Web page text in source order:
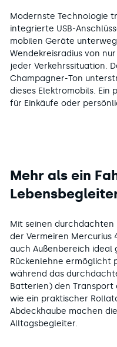
Modernste Technologie
integrierte USB-
mobilen Geräte
Wendekreisradius von
jeder Verkehrssituation.
Champagner-Ton
dieses Elektromobils. Ein
für Einkäufe oder
Mehr als ein
Mit seinen durchdachten
der Vermeiren Mercurius
auch Außenbereich ideal
Rückenlehne ermöglicht
während das
Batterien) den
wie ein praktischer
Abdeckhaube machen
Alltagsbegleiter.